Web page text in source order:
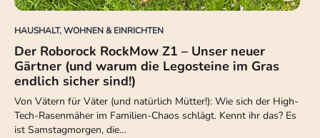
HAUSHALT, WOHNEN & EINRICHTEN
Der Roborock RockMow Z1 – Unser neuer
Gärtner (und warum die Legosteine im Gras
endlich sicher sind!)
Von Vätern für Väter (und natürlich Mütter!): Wie sich der High-
Tech-Rasenmäher im Familien-Chaos schlägt. Kennt ihr das? Es
ist Samstagmorgen, die…